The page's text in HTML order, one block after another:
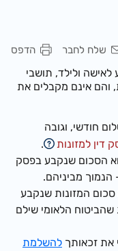
הדפס שלח לחבר
ולילד, תושבי
אינם מקבלים את
חודשי, וגובה
למזונות
.
הסכום שנקבע בפסק
מביניהם.
המזונות שנקבע
הלאומי שילם
זכאותךלהשלמת